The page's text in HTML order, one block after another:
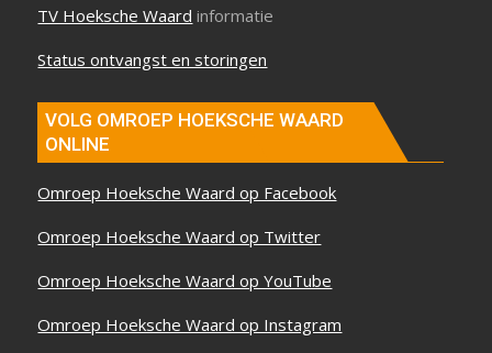
TV Hoeksche Waard informatie
Status ontvangst en storingen
VOLG OMROEP HOEKSCHE WAARD
ONLINE
Omroep Hoeksche Waard op Facebook
Omroep Hoeksche Waard op Twitter
Omroep Hoeksche Waard op YouTube
Omroep Hoeksche Waard op Instagram